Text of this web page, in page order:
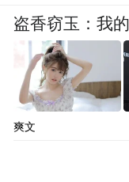
盗香窃玉：我
爽文